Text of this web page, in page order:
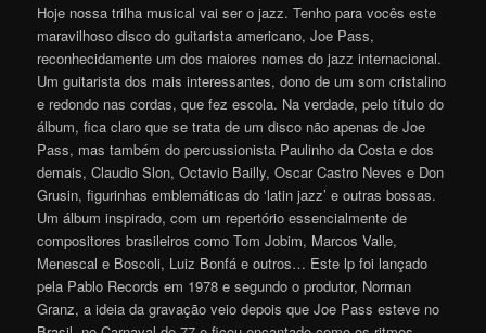
Hoje nossa trilha musical vai ser o jazz. Tenho para vocês este
maravilhoso disco do guitarista americano, Joe Pass,
reconhecidamente um dos maiores nomes do jazz internacional.
Um guitarista dos mais interessantes, dono de um som cristalino
e redondo nas cordas, que fez escola. Na verdade, pelo título do
álbum, fica claro que se trata de um disco não apenas de Joe
Pass, mas também do percussionista Paulinho da Costa e dos
demais, Claudio Slon, Octavio Bailly, Oscar Castro Neves e Don
Grusin, figurinhas emblemáticas do ‘latin jazz’ e outras bossas.
Um álbum inspirado, com um repertório essencialmente de
compositores brasileiros como Tom Jobim, Marcos Valle,
Menescal e Boscoli, Luiz Bonfá e outros… Este lp foi lançado
pela Pablo Records em 1978 e segundo o produtor, Norman
Granz, a ideia da gravação veio depois que Joe Pass esteve no